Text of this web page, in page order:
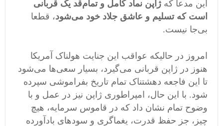
این مدعا که ژاپن نماد کامل و تمام‌قد یک قربانی
است که تسلیم و عاشق جلاد خود می‌شود، قطعا
بی‌جا نیست.
امروز در حالیکه عواقب این جنایت هولناک آمریکا
هنوز در ژاپن قربانی‌ می‌گیرد، بسیار سعی‌ها می‌شود
تا این فاجعه دهشتناک تمام تاریخ بفراموشی سپرده
شود. با این حال، امپراطوری ژاپن نیز در عمل و با
وضوح تمام نشان داد که در قاموس سرمایه، هیچ
چیز، جز حفظ قدرت، یغماگری و سودهای بادآورده